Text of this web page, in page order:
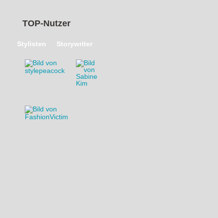
TOP-Nutzer
Stylisten Storywriter